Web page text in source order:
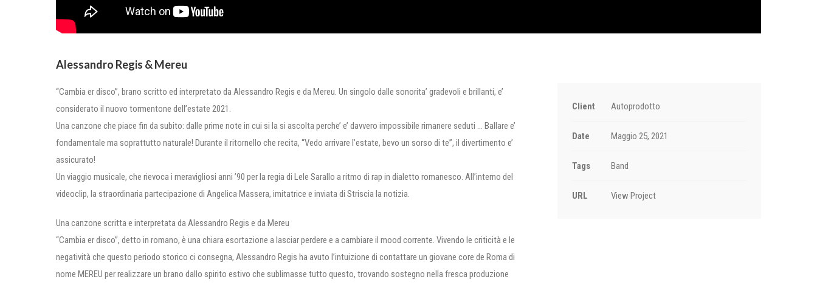
Alessandro Regis & Mereu
“Cambia er disco”, brano scritto ed interpretato da Alessandro Regis e da Mereu. Un singolo dalle sonorita’ gradevoli e brillanti, e’
considerato il nuovo tormentone dell’estate 2021.
Una canzone che piace fin da subito: dalle prime note in cui si la si ascolta perche’ e’ davvero impossibile rimanere seduti … Ballare e’
fondamentale ma soprattutto naturale! Durante il ritornello che recita, “Vedo arrivare l’estate, bevo un sorso di te”, il divertimento e’
assicurato!
Un viaggio musicale, che rievoca i meravigliosi anni ’90 per la regia di Lele Sarallo a ritmo di rap in dialetto romanesco. All’interno del
videoclip, la straordinaria partecipazione di Angelica Massera, imitatrice e inviata di Striscia la notizia.
Una canzone scritta e interpretata da Alessandro Regis e da Mereu
“Cambia er disco”, detto in romano, è una chiara esortazione a lasciar perdere e a cambiare il mood corrente. Vivendo le criticità e le
negatività che questo periodo storico ci consegna, Alessandro Regis ha avuto l’intuizione di contattare un giovane core de Roma di
nome MEREU per realizzare un brano dallo spirito estivo che sublimasse tutto questo, trovando sostegno nella fresca produzione
Client Autoprodotto
Date Maggio 25, 2021
Tags Band
URL View Project